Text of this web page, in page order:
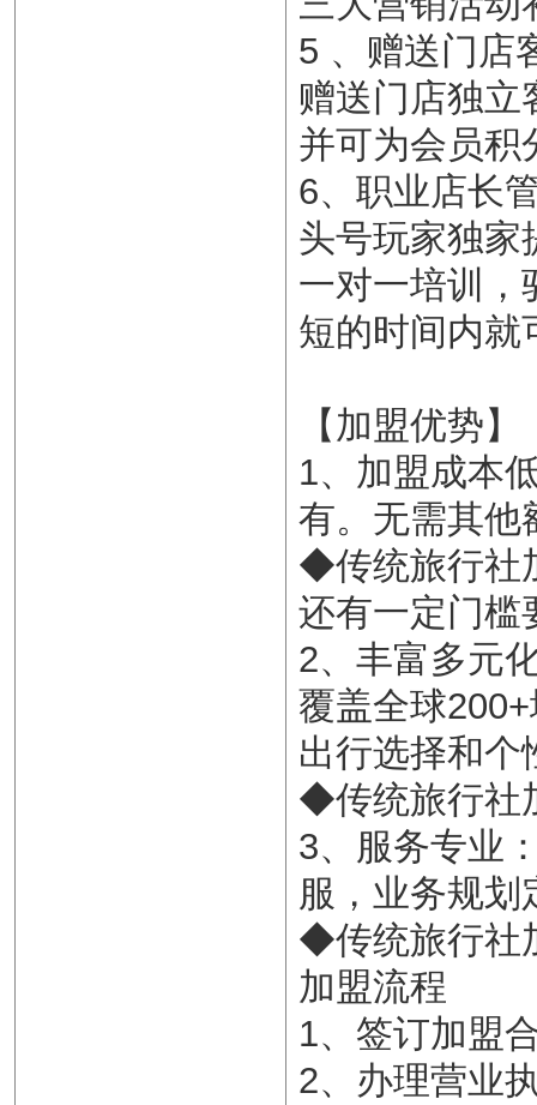
5 、赠送门店
赠送门店独立
并可为会员积
6、职业店长
头号玩家独家
一对一培训，
短的时间内就
【加盟优势】
1、加盟成本
有。无需其他
◆传统旅行社
还有一定门槛
2、丰富多元
覆盖全球
出行选择和个
◆传统旅行社
3、服务专业
服，业务规划
◆传统旅行社
加盟流程
1、签订加盟
2、办理营业